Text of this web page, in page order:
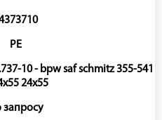
PE
10 - bpw saf schmitz 355-541
24x55
запросу